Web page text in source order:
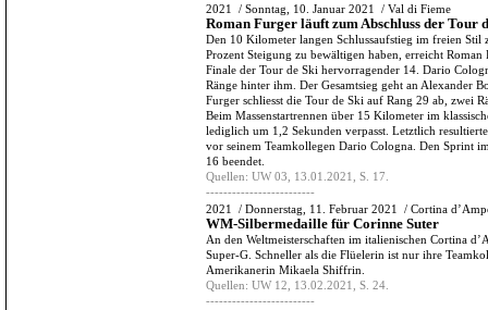
2021
/ Sonntag, 10. Januar 2021 / Val di Fieme
Roman Furger läuft zum Abschluss der Tour
Den 10 Kilometer langen Schlussaufstieg im freien
Prozent Steigung zu bewältigen haben, erreicht
Finale der Tour de Ski hervorragender 14. Dario
Ränge hinter ihm. Der Gesamtsieg geht an Alexander
Furger schliesst die Tour de Ski auf Rang 29 ab, zwei
Beim Massenstartrennen über 15 Kilometer im
lediglich um 1,2 Sekunden verpasst. Letztlich
vor seinem Teamkollegen Dario Cologna. Den Sprint
16 beendet.
Quellen: UW 03, 13.01.2021, S. 17.
-------------------------
2021
/ Donnerstag, 11. Februar 2021 / Cortina
WM-Silbermedaille für Corinne Suter
An den Weltmeisterschaften im italienischen Cortina
Super-G. Schneller als die Flüelerin ist nur ihre
Amerikanerin Mikaela Shiffrin.
Quellen: UW 12, 13.02.2021, S. 24.
-------------------------